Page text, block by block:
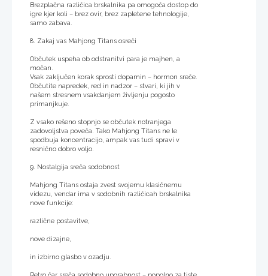
Brezplačna različica brskalnika pa omogoča dostop do
igre kjer koli – brez ovir, brez zapletene tehnologije,
samo zabava.
8. Zakaj vas Mahjong Titans osreči
Občutek uspeha ob odstranitvi para je majhen, a
močan.
Vsak zaključen korak sprosti dopamin – hormon sreče.
Občutite napredek, red in nadzor – stvari, ki jih v
našem stresnem vsakdanjem življenju pogosto
primanjkuje.
Z vsako rešeno stopnjo se občutek notranjega
zadovoljstva poveča. Tako Mahjong Titans ne le
spodbuja koncentracijo, ampak vas tudi spravi v
resnično dobro voljo.
9. Nostalgija sreča sodobnost
Mahjong Titans ostaja zvest svojemu klasičnemu
videzu, vendar ima v sodobnih različicah brskalnika
nove funkcije:
različne postavitve,
nove dizajne,
in izbirno glasbo v ozadju.